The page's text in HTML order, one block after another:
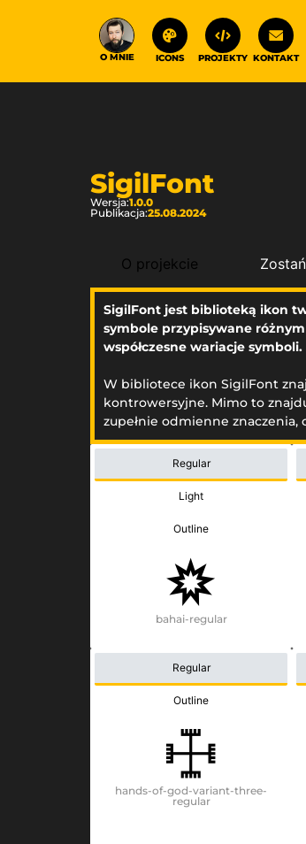
O MNIE ICONS PROJEKTY KONTAKT
SigilFont
Wersja:1.0.0
Publikacja:25.08.2024
O projekcie
SigilFont jest biblioteką ikon
symbole przypisywane
współczesne wariacje symboli.
W bibliotece ikon SigilFont
kontrowersyjne. Mimo to
zupełnie odmienne znaczenia,
Regular
Light
Outline
bahai-regular
Regular
Outline
hands-of-god-variant-three-
regular